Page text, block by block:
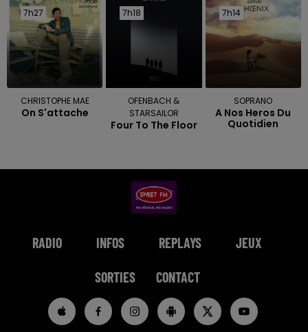
7h27
7h27
CHRISTOPHE MAE
On S'attache
7h18
7h18
OFENBACH &
STARSAILOR
Four To The Floor
7h14
7h14
SOPRANO
A Nos Heros Du
Quotidien
RADIO INFOS REPLAYS JEUX
SORTIES CONTACT